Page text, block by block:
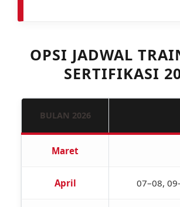
OPSI JADWAL
SERTIFIKASI
BULAN 2026
Maret
April 07–08,